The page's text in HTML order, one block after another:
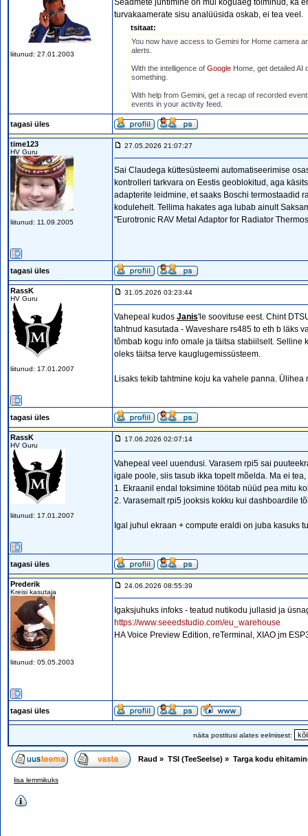
liitunud: 27.01.2003
Seadmete juhtimine on mul koguaeg toiminud, ka
turvakaamerate sisu analüüsida oskab, ei tea veel.
tsitaat:
You now have access to Gemini for Home camera
alerts.
With the intelligence of Google Home, get detailed
something.
With help from Gemini, get a recap of recorded
events in your activity feed.
tagasi üles
time123
HV Guru
liitunud: 11.09.2005
27.05.2026 21:07:27
Sai Claudega küttesüsteemi automatiseerimise
kontrolleri tarkvara on Eestis geoblokitud, aga
adapterite leidmine, et saaks Boschi termostaadid
kodulehelt. Tellima hakates aga lubab ainult
"Eurotronic RAV Metal Adaptor for Radiator
tagasi üles
RassK
HV Guru
liitunud: 17.01.2007
31.05.2026 03:23:44
Vahepeal kudos Janis'le soovituse eest. Chint
tahtnud kasutada - Waveshare rs485 to eth b läks
tõmbab kogu info omale ja täitsa stabiilselt.
oleks täitsa terve kauglugemissüsteem.
Lisaks tekib tahtmine koju ka vahele panna.
tagasi üles
RassK
HV Guru
liitunud: 17.01.2007
17.06.2026 02:07:14
Vahepeal veel uuendusi. Varasem rpi5 sai
igale poole, siis tasub ikka topelt mõelda. Ma ei
1. Ekraanil endal toksimine töötab nüüd pea mitu
2. Varasemalt rpi5 jooksis kokku kui dashboardile
Igal juhul ekraan + compute eraldi on juba kasuks
tagasi üles
Prederik
Kreisi kasutaja
liitunud: 05.05.2003
24.06.2026 08:55:39
Igaksjuhuks infoks - teatud nutikodu jullasid ja
https://www.seeedstudio.com/eu_warehouse
HA Voice Preview Edition, reTerminal, XIAO jm
tagasi üles
näita postitusi alates eelmisest:
Raud » TSI (TeeSeeIse) » Targa kodu
lisa lemmikuks